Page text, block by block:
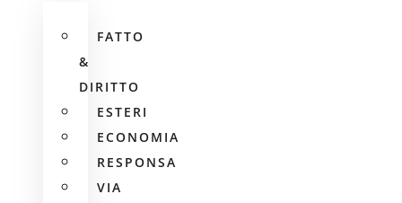
FATTO
&
DIRITTO
ESTERI
ECONOMIA
RESPONSA
VIA